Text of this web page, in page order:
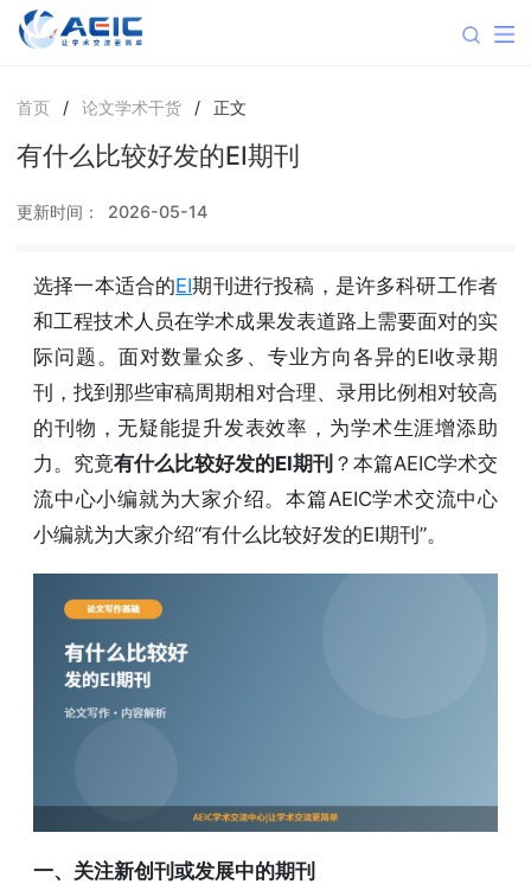
首页 / 论文学术干货 / 正文
有什么比较好发的EI期刊
更新时间： 2026-05-14
选择一本适合的EI期刊进行投稿，是许多科研工作者
和工程技术人员在学术成果发表道路上需要面对的实
际问题。面对数量众多、专业方向各异的EI收录期
刊，找到那些审稿周期相对合理、录用比例相对较高
的刊物，无疑能提升发表效率，为学术生涯增添助
力。究竟有什么比较好发的EI期刊 ？本篇AEIC学术交
流中心小编就为大家介绍。本篇AEIC学术交流中心
小编就为大家介绍“有什么比较好发的EI期刊”。
一、关注新创刊或发展中的期刊